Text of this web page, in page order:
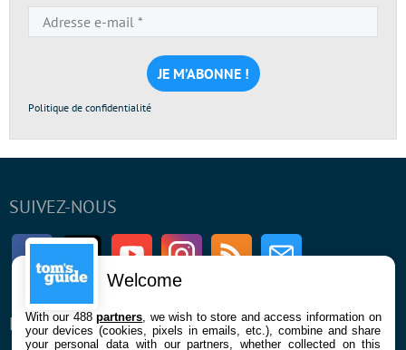
e-
mail
*
Politique de confidentialité
SUIVEZ-NOUS
FacebookTwitter Youtube InstagramRSS Newsletter
ENTREPRISE À PROPOS
Welcome
With our 488partners , we wish to store and access information on
your devices (cookies, pixels in emails, etc.), combine and share
your personal data with our partners, whether collected on this